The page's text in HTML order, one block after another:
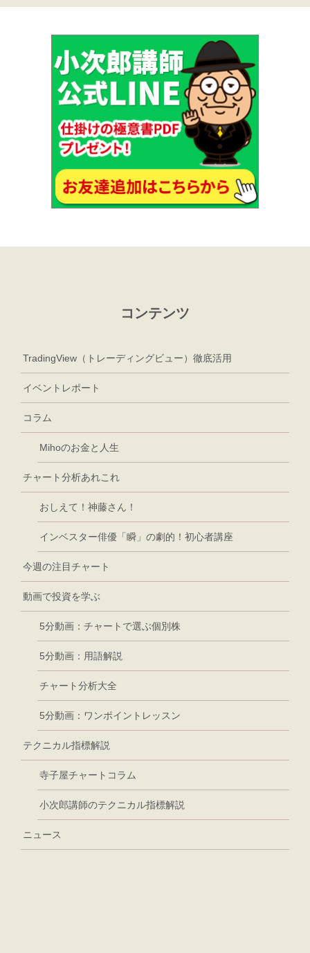
コンテンツ
TradingView（トレーディングビュー）徹底活用
イベントレポート
コラム
Mihoのお金と人生
チャート分析あれこれ
おしえて！神藤さん！
インベスター俳優「瞬」の劇的！初心者講座
今週の注目チャート
動画で投資を学ぶ
5分動画：チャートで選ぶ個別株
5分動画：用語解説
チャート分析大全
5分動画：ワンポイントレッスン
テクニカル指標解説
寺子屋チャートコラム
小次郎講師のテクニカル指標解説
ニュース